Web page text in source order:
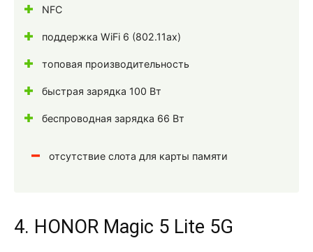
NFC
поддержка WiFi 6 (802.11ax)
топовая производительность
быстрая зарядка 100 Вт
беспроводная зарядка 66 Вт
отсутствие слота для карты памяти
4. HONOR Magic 5 Lite 5G